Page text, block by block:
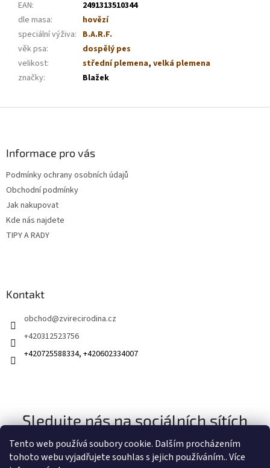
Tento web používá soubory cookie. Dalším procházením
tohoto webu vyjadřujete souhlas s jejich používáním.. Více
EAN:
2491313510344
dle masa:
hovězí
speciální výživa: B.A.R.F.
věk psa:
dospělý pes
velikost: střední plemena, velká plemena
značky: Blažek
Informace pro vás
Podmínky ochrany osobních údajů
Obchodní podmínky
Jak nakupovat
Kde nás najdete
TIPY A RADY
Kontakt
obchod@zvirecirodina.cz
+420312523756
+420725588334, +420602334007
Sledujte nás na sociálních sítích